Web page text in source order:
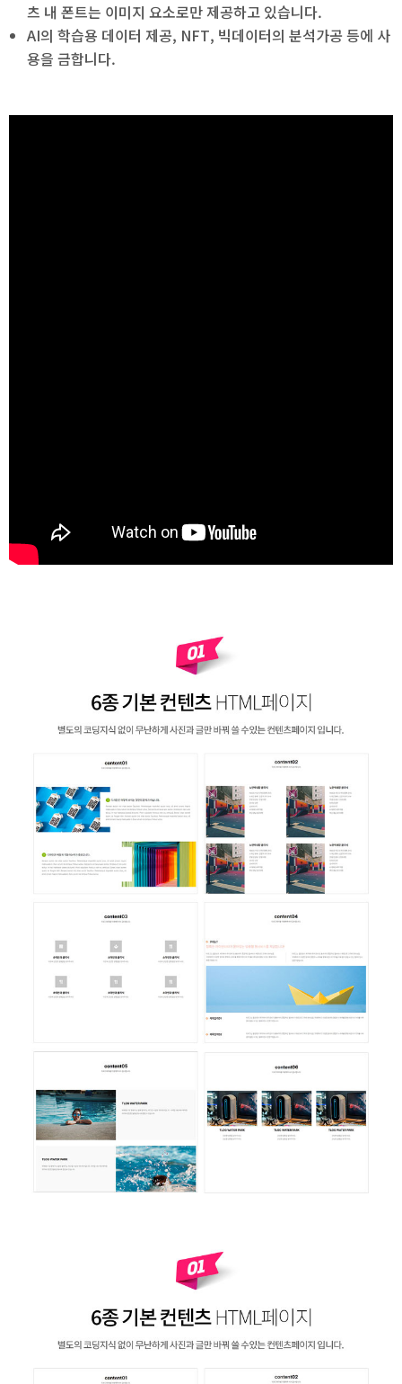
츠 내 폰트는 이미지 요소로만 제공하고 있습니다.
AI의 학습용 데이터 제공, NFT, 빅데이터의 분석가공 등에 사
용을 금합니다.